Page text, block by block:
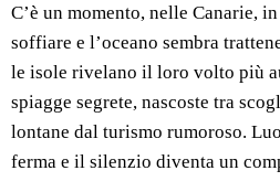
C’è un momento, nelle Canarie,
soffiare e l’oceano sembra
le isole rivelano il loro volto più
spiagge segrete, nascoste tra
lontane dal turismo rumoroso.
ferma e il silenzio diventa un